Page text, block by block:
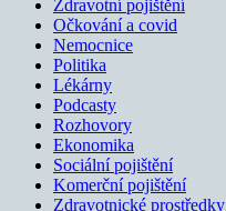
Zdravotní pojištění
Očkování a covid
Nemocnice
Politika
Lékárny
Podcasty
Rozhovory
Ekonomika
Sociální pojištění
Komerční pojištění
Zdravotnické prostředky